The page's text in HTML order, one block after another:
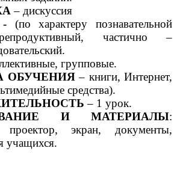
– дискуссия
(по характеру познавательной
частично –
групповые.
ОБУЧЕНИЯ– книги, Интернет,
средства).
– 1 урок.
И МАТЕРИАЛЫ:
проектор, экран, документы,
учащихся.